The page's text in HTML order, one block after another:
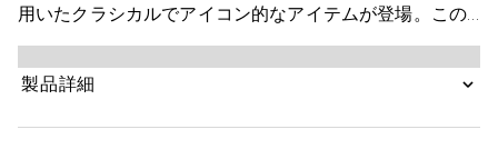
用いたクラシカルでアイコン的なアイテムが登場。この
ホースビット リングの中央には、輝きを放つホワイト ダ
イヤモンドをあしらいました。
製品詳細